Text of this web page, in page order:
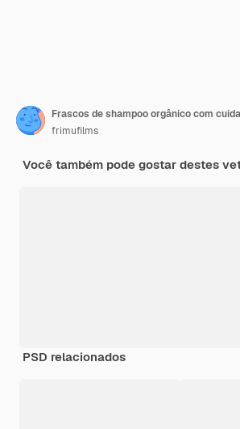
frimufilms
Você também pode gostar destes
PSD relacionados